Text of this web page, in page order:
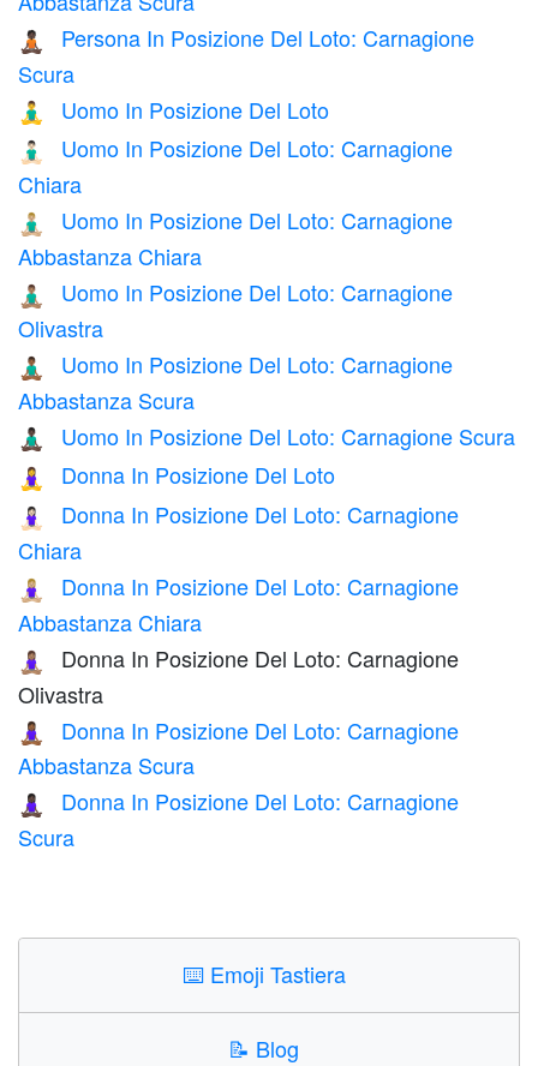
🧘🏿
Persona In Posizione Del Loto: Carnagione
Scura
🧘‍♂️ Uomo In Posizione Del Loto
🧘🏻‍♂️
Uomo In Posizione Del Loto: Carnagione
Chiara
🧘🏼‍♂️
Uomo In Posizione Del Loto: Carnagione
Abbastanza Chiara
🧘🏽‍♂️
Uomo In Posizione Del Loto: Carnagione
Olivastra
🧘🏾‍♂️
Uomo In Posizione Del Loto: Carnagione
Abbastanza Scura
🧘🏿‍♂️ Uomo In Posizione Del Loto: Carnagione Scura
🧘‍♀️ Donna In Posizione Del Loto
🧘🏻‍♀️
Donna In Posizione Del Loto: Carnagione
Chiara
🧘🏼‍♀️
Donna In Posizione Del Loto: Carnagione
Abbastanza Chiara
🧘🏽‍♀️
Donna In Posizione Del Loto: Carnagione
Olivastra
🧘🏾‍♀️
Donna In Posizione Del Loto: Carnagione
Abbastanza Scura
🧘🏿‍♀️
Donna In Posizione Del Loto: Carnagione
Scura
⌨️ Emoji Tastiera
📝 Blog